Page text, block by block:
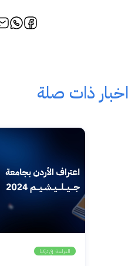
اخبار ذات صلة
الدراسة في تركيا